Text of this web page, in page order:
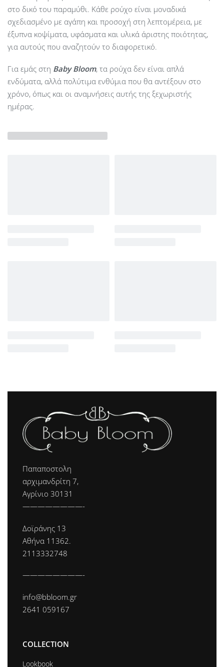
στο δικό του παραμύθι. Κάθε ρούχο είναι μοναδικά
σχεδιασμένο με αγάπη και προσοχή στη λεπτομέρεια, με
έξυπνα κοψίματα, υφάσματα και υλικά άριστης ποιότητας,
για αυτούς που αναζητούν το διαφορετικό.
Για εμάς στη Baby Bloom, τα ρούχα δεν είναι απλά
ενδύματα, αλλά πολύτιμα ενθύμια που θα αντέξουν στο
χρόνο, όπως και οι αναμνήσεις αυτής της ξεχωριστής
ημέρας.
Παπαποστολη
αρχιμανδρίτη 7,
Αγρίνιο 30131
————————-
Δοϊράνης 13
Αθήνα 11362.
2113332748
————————-
info@bbloom.gr
2641 059167
COLLECTION
Lookbook